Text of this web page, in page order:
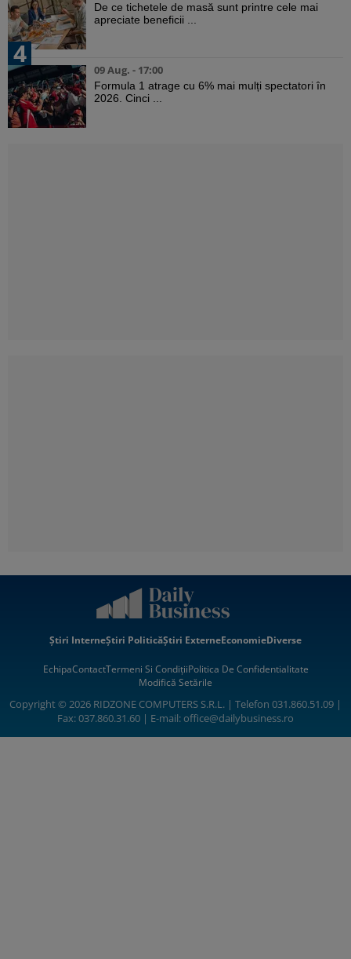
De ce tichetele de masă sunt printre cele mai
apreciate beneficii ...
4
09 Aug. - 17:00
Formula 1 atrage cu 6% mai mulți spectatori în
2026. Cinci ...
Știri InterneȘtiri PoliticăȘtiri ExterneEconomieDiverse
EchipaContactTermeni Si CondițiiPolitica De Confidentialitate
Modifică Setările
Copyright © 2026 RIDZONE COMPUTERS S.R.L. | Telefon 031.860.51.09 |
Fax: 037.860.31.60 | E-mail:office@dailybusiness.ro